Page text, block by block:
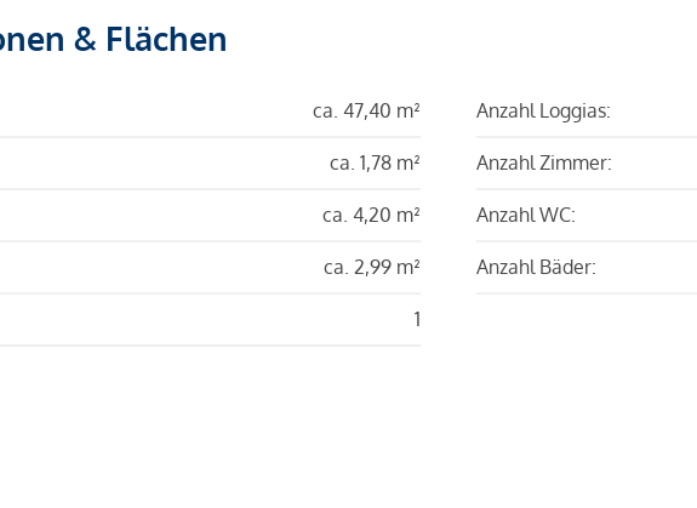
& Flächen
ca. 47,40 m²
ca. 1,78 m²
ca. 4,20 m²
ca. 2,99 m²
1
Anzahl Loggias:
Anzahl Zimmer:
Anzahl WC:
Anzahl Bäder: